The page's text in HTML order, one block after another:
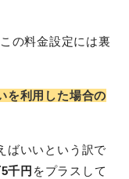
の料金設定には裏
を利用した場合の
ばいいという訳で
千円 をプラスして